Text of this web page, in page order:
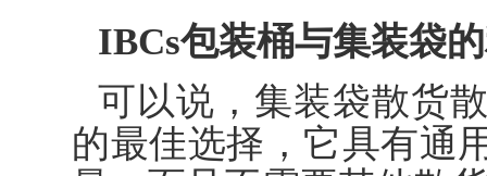
IBCs包装桶与集装袋
可以说，集装袋散货
的最佳选择，它具有通